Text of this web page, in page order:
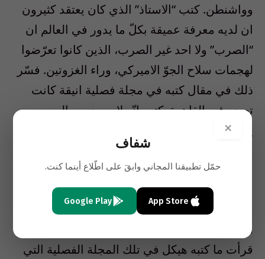
وواشنطن. كتب “الاستاذ” الذي كان يعتقد كثيرون
ان لديه معرفة عميقة بكلّ ما يدور في العالم ان
“الصرب” ولا احد غير الصرب، الذين كانوا تعرّضوا
لهجمات سلاح الجوّ الاميركي، وراء الغزوتين. فسّر
ذلك في مقال كتبه في مجلة فصلية انيقة كانت
تصدر في القاهرة. كتب انّه لا يوجد بين العرب من
يمتلك التكنولوجيا التي تسمح بتفجير البرجين في
نيويورك وتنفيذ الهجوم على “البنتاغون” في
واشنطن.
اصبت وقتذاك بالذهول، وزال لديّ في الوقت ذاته
اي وهم
قرأت ما كتبه هيكل في تلك المجلة الفصلية التي
×
شفاف
حمّل تطبيقنا المجاني وابقَ على اطّلاع أينما كنت.
App Store
Google Play